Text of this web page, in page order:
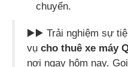
chuyển.
▶️▶️ Trải nghiệm sự
vụ cho thuê xe máy
nơi ngay hôm nay. Gọi